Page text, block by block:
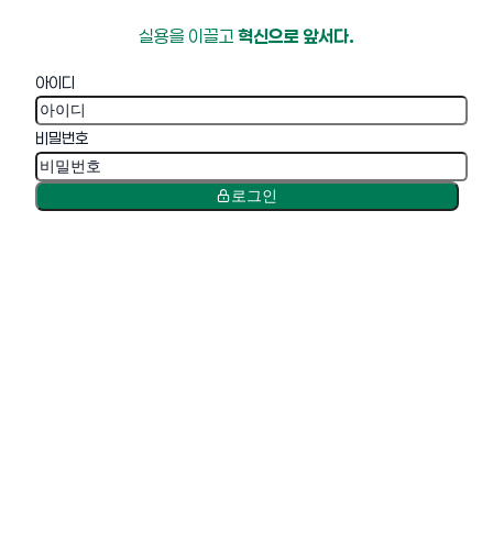
실용을 이끌고 혁신으로 앞서다.
아이디
비밀번호
로그인